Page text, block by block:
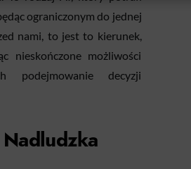
ograniczonym do jednej
nami, to jest to kierunek,
nieskończone możliwości
podejmowanie decyzji